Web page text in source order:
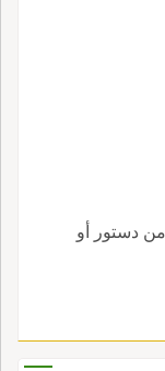
دستور أو